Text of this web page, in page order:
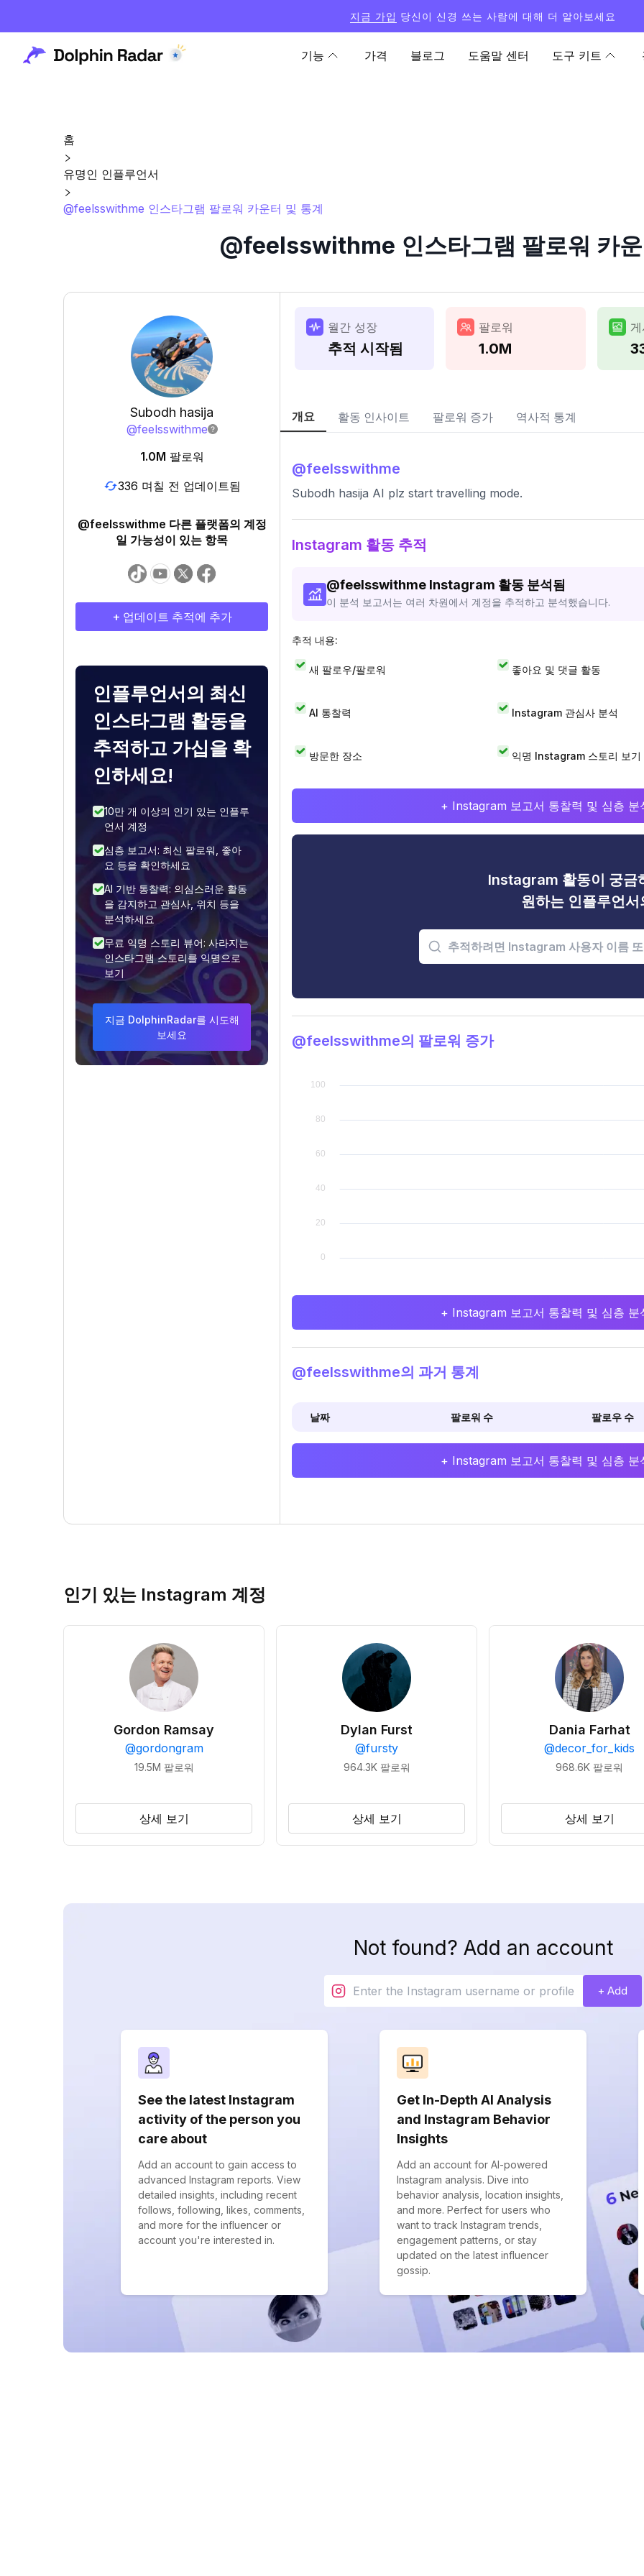
지금 가입 당신이 신경 쓰는 사람에 대해 더 알아보세요
기능 가격 블로그 도움말 센터 도구 키트
홈
유명인 인플루언서
@feelsswithme 인스타그램 팔로워 카운터 및 통계
@feelsswithme 인스타그램 팔로워 카
Subodh hasija
@feelsswithme
1.0M 팔로워
336 며칠 전 업데이트됨
@feelsswithme 다른 플랫폼의 계정
일 가능성이 있는 항목
+ 업데이트 추적에 추가
인플루언서의 최신
인스타그램 활동을
추적하고 가십을 확
인하세요!
10만 개 이상의 인기 있는 인플루
언서 계정
심층 보고서: 최신 팔로워, 좋아
요 등을 확인하세요
AI 기반 통찰력: 의심스러운 활동
을 감지하고 관심사, 위치 등을
분석하세요
무료 익명 스토리 뷰어: 사라지는
인스타그램 스토리를 익명으로
보기
지금 DolphinRadar를 시도해
보세요
월간 성장
추적 시작됨
팔로워
1.0M
개요 활동 인사이트 팔로워 증가 역사적 통계
@feelsswithme
Subodh hasija AI plz start travelling mode.
Instagram 활동 추적
@feelsswithme Instagram 활동 분석됨
이 분석 보고서는 여러 차원에서 계정을 추적하고 분석했습니다.
추적 내용:
새 팔로우/팔로워 좋아요 및 댓글 활동
AI 통찰력 Instagram 관심사 분석
방문한 장소 익명 Instagram 스토리 보기
+ Instagram 보고서 통찰력 및 심층 분
Instagram 활동이 궁금
원하는 인플루언서
@feelsswithme의 팔로워 증가
+ Instagram 보고서 통찰력 및 심층 분
@feelsswithme의 과거 통계
날짜 팔로워 수 팔로우 수
+ Instagram 보고서 통찰력 및 심층 분
인기 있는 Instagram 계정
Gordon Ramsay
@gordongram
19.5M 팔로워
상세 보기
Dylan Furst
@fursty
964.3K 팔로워
상세 보기
Dania Farhat
@decor_for_kids
968.6K 팔로워
상세 보기
Not found? Add an account
+ Add
See the latest Instagram
activity of the person you
care about
Add an account to gain access to
advanced Instagram reports. View
detailed insights, including recent
follows, following, likes, comments,
and more for the influencer or
account you're interested in.
Get In-Depth AI Analysis
and Instagram Behavior
Insights
Add an account for AI-powered
Instagram analysis. Dive into
behavior analysis, location insights,
and more. Perfect for users who
want to track Instagram trends,
engagement patterns, or stay
updated on the latest influencer
gossip.